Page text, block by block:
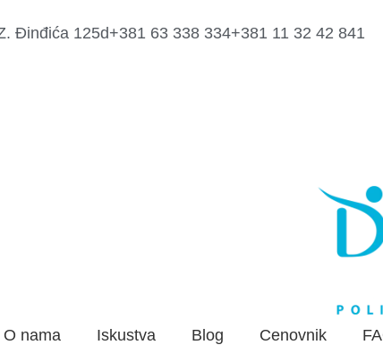
Đinđića 125d+381 63 338 334+381 11 32 42 841
O nama Iskustva Blog Cenovnik